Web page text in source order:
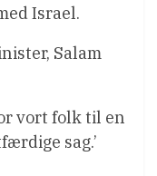
Israel.
Salam
vort folk til en
sag.’